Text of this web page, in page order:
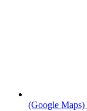
(Google Maps)